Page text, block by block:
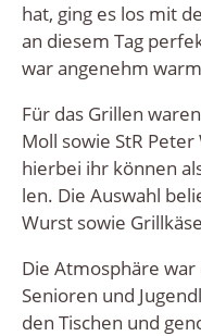
hat, ging es los mit
an die­sem Tag
war ange­nehm
Für das Gril­len
Moll sowie StR
hier­bei ihr kön­nen
len. Die Aus­wahl
Wurst sowie
Die Atmo­sphä­re
Senio­ren und
den Tischen und